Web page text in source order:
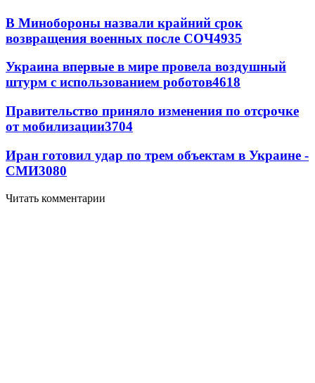
В Минобороны назвали крайний срок
возвращения военных после СОЧ4935
Украина впервые в мире провела воздушный
штурм с использованием роботов4618
Правительство приняло изменения по отсрочке
от мобилизации3704
Иран готовил удар по трем объектам в Украине -
СМИ3080
Читать комментарии